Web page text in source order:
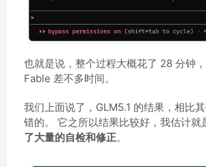
也就是说，整个过程大概花了 28 分钟
Fable 差不多时间。
我们上面说了，GLM5.1 的结果，相比
错的。 它之所以结果比较好，我估计就
了大量的自检和修正。